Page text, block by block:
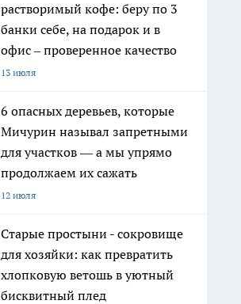
растворимый кофе: беру по 3
банки себе, на подарок и в
офис – проверенное качество
13 июля
6 опасных деревьев, которые
Мичурин называл запретными
для участков — а мы упрямо
продолжаем их сажать
12 июля
Старые простыни - сокровище
для хозяйки: как превратить
хлопковую ветошь в уютный
бисквитный плед